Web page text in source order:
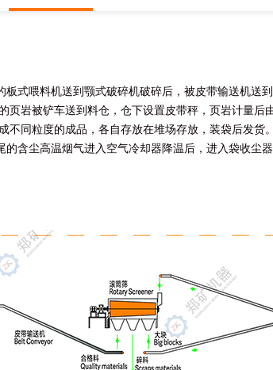
板式喂料机送到颚式破碎机破碎后，被皮带输送机
页岩被铲车送到料仓，仓下设置皮带秤，页岩计量
不同粒度的成品，各自存放在堆场存放，装袋后发
含尘高温烟气进入空气冷却器降温后，进入袋收尘器